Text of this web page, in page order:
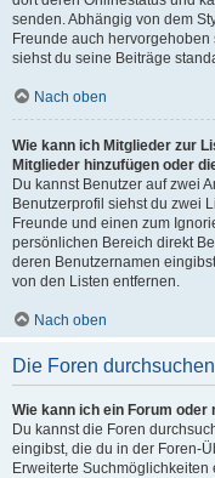
senden. Abhängig von dem
Freunde auch
siehst du seine Beiträge
Nach oben
Wie kann ich Mitglieder zur
Mitglieder hinzufügen oder
Du kannst Benutzer auf zwei
Benutzerprofil siehst du zwei
Freunde und einen zum
persönlichen Bereich direkt
deren Benutzernamen
von den Listen entfernen.
Nach oben
Die Foren durchsuchen
Wie kann ich ein Forum
Du kannst die Foren
eingibst, die du in der Foren-
Erweiterte Suchmöglichkeiten